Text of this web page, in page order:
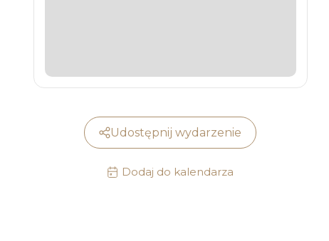
Udostępnij wydarzenie
Dodaj do kalendarza